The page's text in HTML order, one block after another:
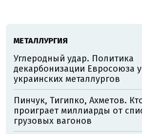
МЕТАЛЛУРГИЯ
Углеродный удар. Политика
декарбонизации Евросоюза
украинских металлургов
Пинчук, Тигипко, Ахметов.
проиграет миллиарды от
грузовых вагонов